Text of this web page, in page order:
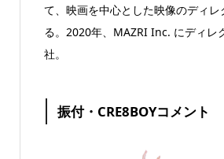
て、映画を中心とした映像のディレ
る。2020年、MAZRI Inc. にディレ
社。
振付・CRE8BOYコメント